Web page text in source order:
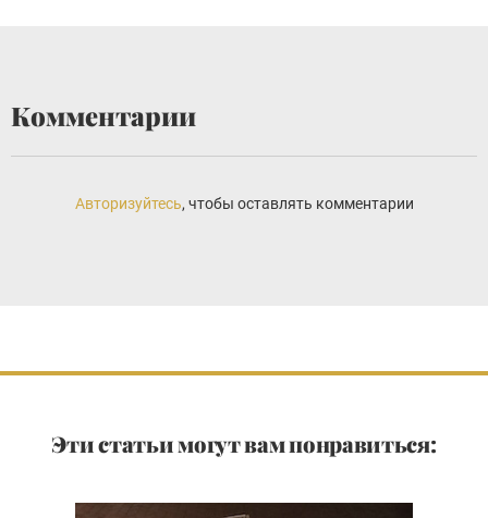
Комментарии
Авторизуйтесь, чтобы оставлять комментарии
Эти статьи могут вам понравиться: